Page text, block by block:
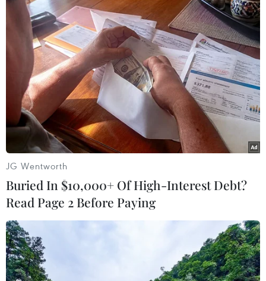
Theo dõi VietnamPlus
TIN LIÊN QUAN
JG Wentworth
Buried In $10,000+ Of High-Interest Debt?
Read Page 2 Before Paying